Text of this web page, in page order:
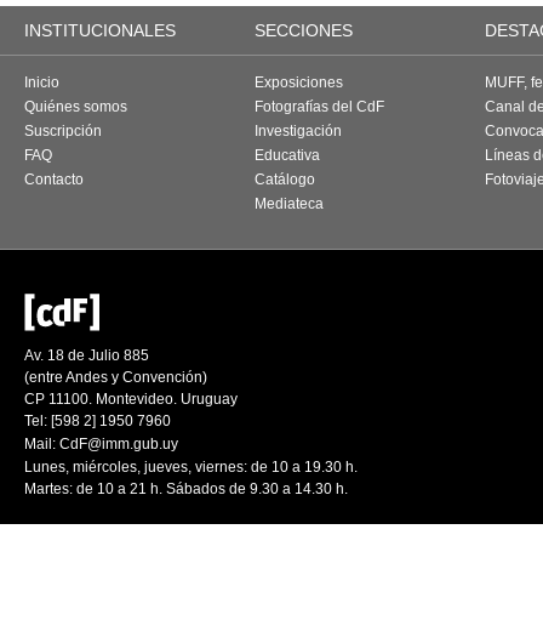
INSTITUCIONALES SECCIONES
Inicio
Quiénes somos
Suscripción
FAQ
Contacto
Exposiciones
Fotografías del CdF
Investigación
Educativa
Catálogo
Mediateca
MUFF,
Canal
Líneas
Av. 18 de Julio 885
(entre Andes y Convención)
CP 11100. Montevideo. Uruguay
Tel: [598 2] 1950 7960
Mail: CdF@imm.gub.uy
Lunes, miércoles, jueves, viernes: de 10 a 19.30 h.
Martes: de 10 a 21 h. Sábados de 9.30 a 14.30 h.